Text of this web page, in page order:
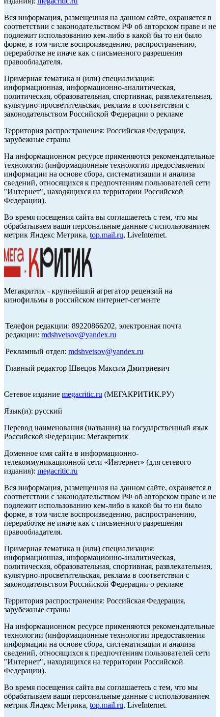
Вся информация, размещенная на данном сайте, охраняется в
соответствии с законодательством РФ об авторском праве и не
подлежит использованию кем-либо в какой бы то ни было
форме, в том числе воспроизведению, распространению,
переработке не иначе как с письменного разрешения
правообладателя.
Примерная тематика и (или) специализация:
информационная, информационно-аналитическая,
политическая, образовательная, спортивная, развлекательная,
культурно-просветительская, реклама в соответствии с
законодательством Российской Федерации о рекламе
Территория распространения: Российская Федерация,
зарубежные страны
На информационном ресурсе применяются рекомендательные
технологии (информационные технологии предоставления
информации на основе сбора, систематизации и анализа
сведений, относящихся к предпочтениям пользователей сети
"Интернет", находящихся на территории Российской
Федерации).
Во время посещения сайта вы соглашаетесь с тем, что мы
обрабатываем ваши персональные данные с использованием
метрик Яндекс Метрика, top.mail.ru, LiveInternet.
Мегакритик - крупнейший агрегатор рецензий на
кинофильмы в российском интернет-сегменте
Телефон редакции: 89220866202, электронная почта
редакции: mdshvetsov@yandex.ru
Рекламный отдел: mdshvetsov@yandex.ru
Главный редактор Швецов Максим Дмитриевич
Сетевое издание megacritic.ru (МЕГАКРИТИК.РУ)
Язык(и): русский
Перевод наименования (названия) на государственный язык
Российской Федерации: Мегакритик
Доменное имя сайта в информационно-
телекоммуникационной сети «Интернет» (для сетевого
издания): megacritic.ru
Вся информация, размещенная на данном сайте, охраняется в
соответствии с законодательством РФ об авторском праве и не
подлежит использованию кем-либо в какой бы то ни было
форме, в том числе воспроизведению, распространению,
переработке не иначе как с письменного разрешения
правообладателя.
Примерная тематика и (или) специализация:
информационная, информационно-аналитическая,
политическая, образовательная, спортивная, развлекательная,
культурно-просветительская, реклама в соответствии с
законодательством Российской Федерации о рекламе
Территория распространения: Российская Федерация,
зарубежные страны
На информационном ресурсе применяются рекомендательные
технологии (информационные технологии предоставления
информации на основе сбора, систематизации и анализа
сведений, относящихся к предпочтениям пользователей сети
"Интернет", находящихся на территории Российской
Федерации).
Во время посещения сайта вы соглашаетесь с тем, что мы
обрабатываем ваши персональные данные с использованием
метрик Яндекс Метрика, top.mail.ru, LiveInternet.